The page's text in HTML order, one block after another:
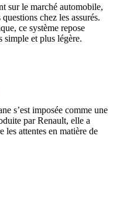
sur le marché automobile,
chez les assurés.
ce système repose
et plus légère.
s’est imposée comme une
par Renault, elle a
les attentes en matière de